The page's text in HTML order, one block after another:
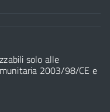
solo alle
2003/98/CE e